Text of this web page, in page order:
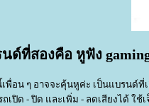
ที่สองคือ หูฟัง gaming
อน ๆ อาจจะคุ้นหูค่ะ เป็นแบรนด์
ถเปิด - ปิด และเพิ่ม - ลดเสียงได้ ใ